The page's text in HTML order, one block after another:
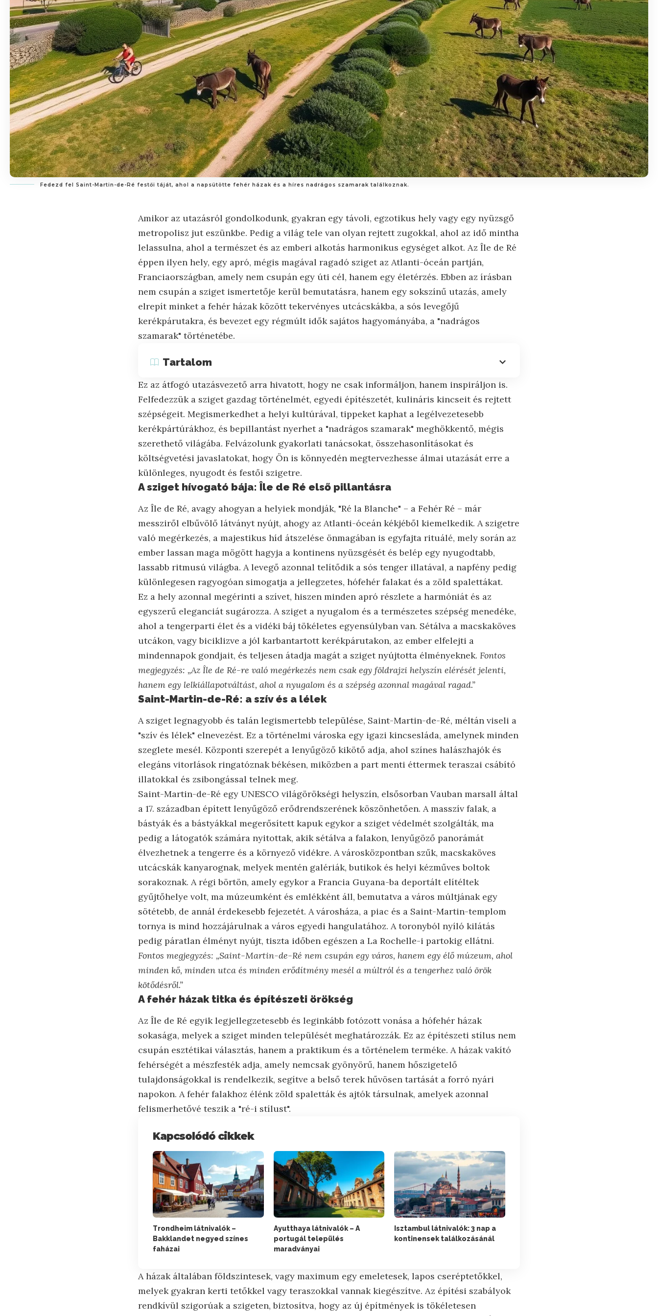
Fedezd fel Saint-Martin-de-Ré festői táját, ahol a napsütötte fehér házak és a híres nadrágos szamarak találkoznak.
Amikor az utazásról gondolkodunk, gyakran egy távoli, egzotikus hely vagy egy nyüzsgő
metropolisz jut eszünkbe. Pedig a világ tele van olyan rejtett zugokkal, ahol az idő mintha
lelassulna, ahol a természet és az emberi alkotás harmonikus egységet alkot. Az Île de Ré
éppen ilyen hely, egy apró, mégis magával ragadó sziget az Atlanti-óceán partján,
Franciaországban, amely nem csupán egy úti cél, hanem egy életérzés. Ebben az írásban
nem csupán a sziget ismertetője kerül bemutatásra, hanem egy sokszínű utazás, amely
elrepít minket a fehér házak között tekervényes utcácskákba, a sós levegőjű
kerékpárutakra, és bevezet egy régmúlt idők sajátos hagyományába, a "nadrágos
szamarak" történetébe.
Tartalom
Ez az átfogó utazásvezető arra hivatott, hogy ne csak informáljon, hanem inspiráljon is.
Felfedezzük a sziget gazdag történelmét, egyedi építészetét, kulináris kincseit és rejtett
szépségeit. Megismerkedhet a helyi kultúrával, tippeket kaphat a legélvezetesebb
kerékpártúrákhoz, és bepillantást nyerhet a "nadrágos szamarak" meghökkentő, mégis
szerethető világába. Felvázolunk gyakorlati tanácsokat, összehasonlításokat és
költségvetési javaslatokat, hogy Ön is könnyedén megtervezhesse álmai utazását erre a
különleges, nyugodt és festői szigetre.
A sziget hívogató bája: Île de Ré első pillantásra
Az Île de Ré, avagy ahogyan a helyiek mondják, "Ré la Blanche" – a Fehér Ré – már
messziről elbűvölő látványt nyújt, ahogy az Atlanti-óceán kékjéből kiemelkedik. A szigetre
való megérkezés, a majestikus híd átszelése önmagában is egyfajta rituálé, mely során az
ember lassan maga mögött hagyja a kontinens nyüzsgését és belép egy nyugodtabb,
lassabb ritmusú világba. A levegő azonnal telítődik a sós tenger illatával, a napfény pedig
különlegesen ragyogóan simogatja a jellegzetes, hófehér falakat és a zöld spalettákat.
Ez a hely azonnal megérinti a szívet, hiszen minden apró részlete a harmóniát és az
egyszerű eleganciát sugározza. A sziget a nyugalom és a természetes szépség menedéke,
ahol a tengerparti élet és a vidéki báj tökéletes egyensúlyban van. Sétálva a macskaköves
utcákon, vagy biciklizve a jól karbantartott kerékpárutakon, az ember elfelejti a
mindennapok gondjait, és teljesen átadja magát a sziget nyújtotta élményeknek. Fontos
megjegyzés: „Az Île de Ré-re való megérkezés nem csak egy földrajzi helyszín elérését jelenti,
hanem egy lelkiállapotváltást, ahol a nyugalom és a szépség azonnal magával ragad.”
Saint-Martin-de-Ré: a szív és a lélek
A sziget legnagyobb és talán legismertebb települése, Saint-Martin-de-Ré, méltán viseli a
"szív és lélek" elnevezést. Ez a történelmi városka egy igazi kincsesláda, amelynek minden
szeglete mesél. Központi szerepét a lenyűgöző kikötő adja, ahol színes halászhajók és
elegáns vitorlások ringatóznak békésen, miközben a part menti éttermek teraszai csábító
illatokkal és zsibongással telnek meg.
Saint-Martin-de-Ré egy UNESCO világörökségi helyszín, elsősorban Vauban marsall által
a 17. században épített lenyűgöző erődrendszerének köszönhetően. A masszív falak, a
bástyák és a bástyákkal megerősített kapuk egykor a sziget védelmét szolgálták, ma
pedig a látogatók számára nyitottak, akik sétálva a falakon, lenyűgöző panorámát
élvezhetnek a tengerre és a környező vidékre. A városközpontban szűk, macskaköves
utcácskák kanyarognak, melyek mentén galériák, butikok és helyi kézműves boltok
sorakoznak. A régi börtön, amely egykor a Francia Guyana-ba deportált elítéltek
gyűjtőhelye volt, ma múzeumként és emlékként áll, bemutatva a város múltjának egy
sötétebb, de annál érdekesebb fejezetét. A városháza, a piac és a Saint-Martin-templom
tornya is mind hozzájárulnak a város egyedi hangulatához. A toronyból nyíló kilátás
pedig páratlan élményt nyújt, tiszta időben egészen a La Rochelle-i partokig ellátni.
Fontos megjegyzés: „Saint-Martin-de-Ré nem csupán egy város, hanem egy élő múzeum, ahol
minden kő, minden utca és minden erődítmény mesél a múltról és a tengerhez való örök
kötődésről.”
A fehér házak titka és építészeti örökség
Az Île de Ré egyik legjellegzetesebb és leginkább fotózott vonása a hófehér házak
sokasága, melyek a sziget minden települését meghatározzák. Ez az építészeti stílus nem
csupán esztétikai választás, hanem a praktikum és a történelem terméke. A házak vakító
fehérségét a mészfesték adja, amely nemcsak gyönyörű, hanem hőszigetelő
tulajdonságokkal is rendelkezik, segítve a belső terek hűvösen tartását a forró nyári
napokon. A fehér falakhoz élénk zöld spaletták és ajtók társulnak, amelyek azonnal
felismerhetővé teszik a "ré-i stílust".
Kapcsolódó cikkek
Trondheim látnivalók –
Bakklandet negyed színes
faházai
Ayutthaya látnivalók – A
portugál település
maradványai
Isztambul látnivalók: 3 nap a
kontinensek találkozásánál
A házak általában földszintesek, vagy maximum egy emeletesek, lapos cseréptetőkkel,
melyek gyakran kerti tetőkkel vagy teraszokkal vannak kiegészítve. Az építési szabályok
rendkívül szigorúak a szigeten, biztosítva, hogy az új építmények is tökéletesen